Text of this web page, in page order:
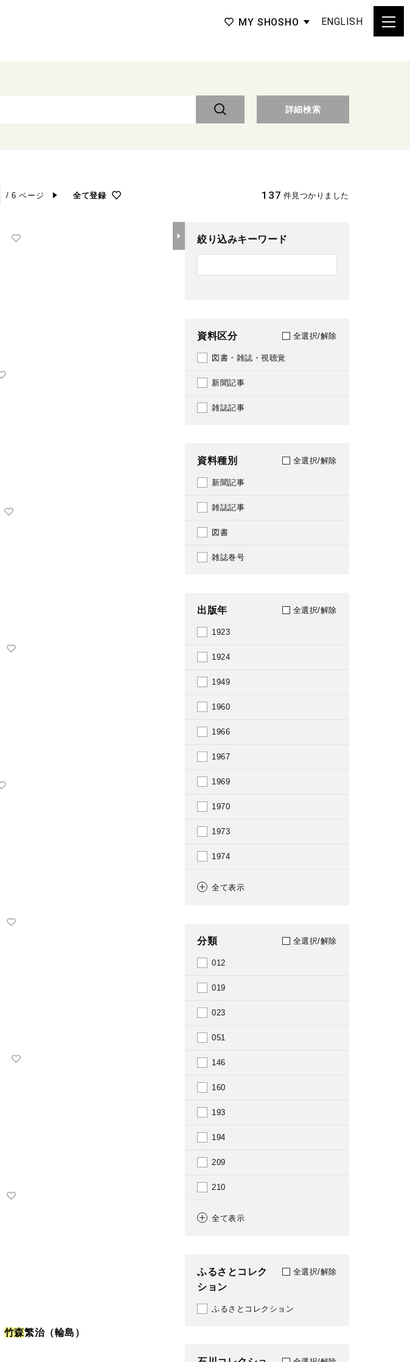
MY SHOSHO ENGLISH
詳細検索
/ 6 ページ 全て登録 137 件見つかりました
竹森繁治（輪島）
絞り込みキーワード
資料区分 全選択/解除
図書・雑誌・視聴覚
新聞記事
雑誌記事
資料種別 全選択/解除
新聞記事
雑誌記事
図書
雑誌巻号
出版年 全選択/解除
1923
1924
1949
1960
1966
1967
1969
1970
1973
1974
1975
2009
2011
全て表示
分類 全選択/解除
012
019
023
051
146
160
193
194
209
210
289
317
318
全て表示
ふるさとコレク
ション
全選択/解除
ふるさとコレクション